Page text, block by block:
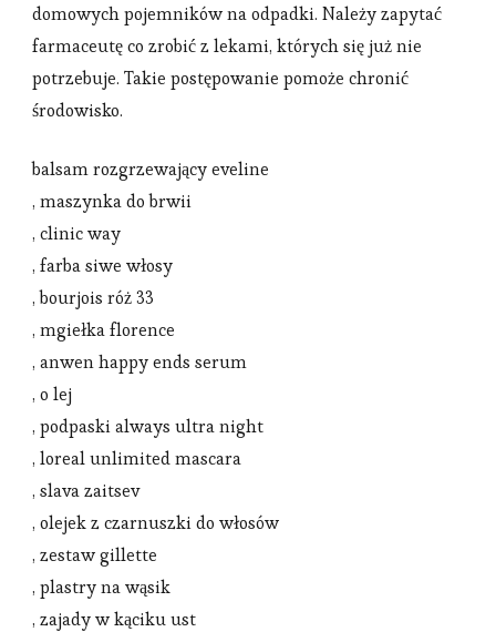
domowych pojemników na odpadki. Należy zapytać
farmaceutę co zrobić z lekami, których się już nie
potrzebuje. Takie postępowanie pomoże chronić
środowisko.
balsam rozgrzewający eveline
, maszynka do brwii
, clinic way
, farba siwe włosy
, bourjois róż 33
, mgiełka florence
, anwen happy ends serum
, o lej
, podpaski always ultra night
, loreal unlimited mascara
, slava zaitsev
, olejek z czarnuszki do włosów
, zestaw gillette
, plastry na wąsik
, zajady w kąciku ust